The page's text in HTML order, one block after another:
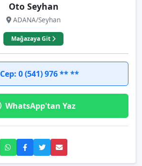
Oto Seyhan
ADANA/Seyhan
Mağazaya Git
Cep: 0 (541) 976 ** **
WhatsApp'tan Yaz